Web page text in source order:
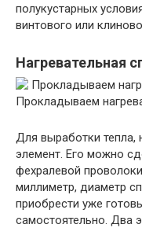
полукустарных
винтового или
Нагревательная
Прокладываем
Для выработки тепла,
элемент. Его можно
фехралевой
миллиметр, диаметр
приобрести уже
самостоятельно. Два